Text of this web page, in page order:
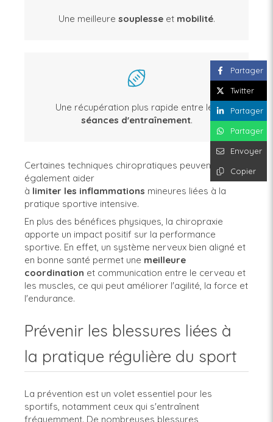
Une meilleure souplesseet mobilité.
Une récupération plus rapide entre les
séances d'entraînement.
Certaines techniques chiropratiques peuvent
également aider
à limiter les inflammations mineures liées à la
pratique sportive intensive.
En plus des bénéfices physiques, la chiropraxie
apporte un impact positif sur la performance
sportive. En effet, un système nerveux bien aligné et
en bonne santé permet une meilleure
coordination et communication entre le cerveau et
les muscles, ce qui peut améliorer l'agilité, la force et
l'endurance.
Prévenir les blessures liées à
la pratique régulière du sport
La prévention est un volet essentiel pour les
sportifs, notamment ceux qui s'entraînent
fréquemment. De nombreuses blessures
Partager
Twitter
Partager
Partager
Envoyer
Copier